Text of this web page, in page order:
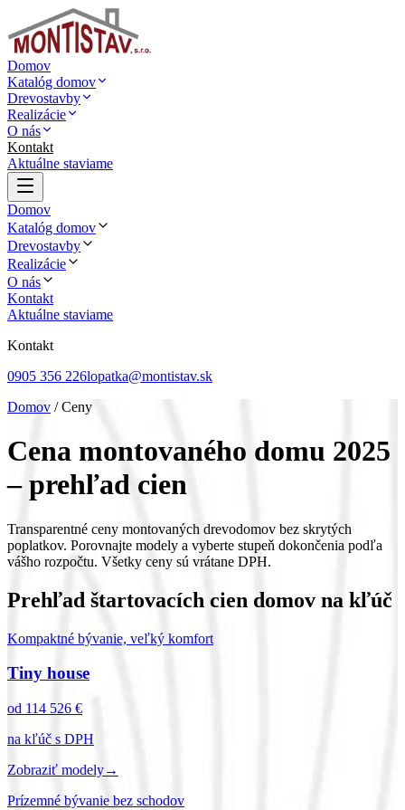
Domov
Katalóg domov
Drevostavby
Realizácie
O nás
Kontakt
Aktuálne staviame
Domov
Katalóg domov
Drevostavby
Realizácie
O nás
Kontakt
Aktuálne staviame
Kontakt
0905 356 226lopatka@montistav.sk
Domov / Ceny
Cena montovaného domu 2025
– prehľad cien
Transparentné ceny montovaných drevodomov bez skrytých
poplatkov. Porovnajte modely a vyberte stupeň dokončenia podľa
vášho rozpočtu. Všetky ceny sú vrátane DPH.
Prehľad štartovacích cien domov na kľúč
Kompaktné bývanie, veľký komfort
Tiny house
od 114 526 €
na kľúč s DPH
Zobraziť modely→
Prízemné bývanie bez schodov